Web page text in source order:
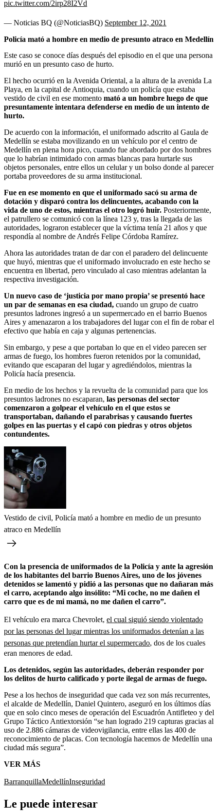
pic.twitter.com/2irp28I2Vd
— Noticias BQ (@NoticiasBQ) September 12, 2021
Policía mató a hombre en medio de presunto atraco en Medellín
Este caso se conoce días después del episodio en el que una persona
murió en un presunto caso de hurto.
El hecho ocurrió en la Avenida Oriental, a la altura de la avenida La
Playa, en la capital de Antioquia, cuando un policía que estaba
vestido de civil en ese momento mató a un hombre luego de que
presuntamente intentara defenderse en medio de un intento de
hurto.
De acuerdo con la información, el uniformado adscrito al Gaula de
Medellín se estaba movilizando en un vehículo por el centro de
Medellín en plena hora pico, cuando fue abordado por dos hombres
que lo habrían intimidado con armas blancas para hurtarle sus
objetos personales, entre ellos un celular y un bolso donde al parecer
portaba proveedores de su arma institucional.
Fue en ese momento en que el uniformado sacó su arma de
dotación y disparó contra los delincuentes, acabando con la
vida de uno de estos, mientras el otro logró huir. Posteriormente,
el patrullero se comunicó con la línea 123 y, tras la llegada de las
autoridades, lograron establecer que la víctima tenía 21 años y que
respondía al nombre de Andrés Felipe Córdoba Ramírez.
Ahora las autoridades tratan de dar con el paradero del delincuente
que huyó, mientras que el uniformado involucrado en este hecho se
encuentra en libertad, pero vinculado al caso mientras adelantan la
respectiva investigación.
Un nuevo caso de ‘justicia por mano propia’ se presentó hace
un par de semanas en esa ciudad, cuando un grupo de cuatro
presuntos ladrones ingresó a un supermercado en el barrio Buenos
Aires y amenazaron a los trabajadores del lugar con el fin de robar el
efectivo que había en caja y algunas pertenencias.
Sin embargo, y pese a que portaban lo que en el video parecen ser
armas de fuego, los hombres fueron retenidos por la comunidad,
evitando que escaparan del lugar y agrediéndolos, mientras la
Policía hacía presencia.
En medio de los hechos y la revuelta de la comunidad para que los
presuntos ladrones no escaparan, las personas del sector
comenzaron a golpear el vehículo en el que estos se
transportaban, dañando el parabrisas y causando fuertes
golpes en las puertas y el capó con piedras y otros objetos
contundentes.
Vestido de civil, Policía mató a hombre en medio de un presunto
atraco en Medellín
Con la presencia de uniformados de la Policía y ante la agresión
de los habitantes del barrio Buenos Aires, uno de los jóvenes
detenidos se lamentó y pidió a las personas que no dañaran más
el carro, aceptando algo insólito: “Mi coche, no me dañen el
carro que es de mi mamá, no me dañen el carro”.
El vehículo era marca Chevrolet, el cual siguió siendo violentado
por las personas del lugar mientras los uniformados detenían a las
personas que pretendían hurtar el supermercado, dos de los cuales
eran menores de edad.
Los detenidos, según las autoridades, deberán responder por
los delitos de hurto calificado y porte ilegal de armas de fuego.
Pese a los hechos de inseguridad que cada vez son más recurrentes,
el alcalde de Medellín, Daniel Quintero, aseguró en los últimos días
que en solo cinco meses de operación del Escuadrón Antifleteo y del
Grupo Táctico Antiextorsión “se han logrado 219 capturas gracias al
uso de 2.886 cámaras de videovigilancia, entre ellas las 400 de
reconocimiento de placas. Con tecnología hacemos de Medellín una
ciudad más segura”.
VER MÁS
BarranquillaMedellínInseguridad
Le puede interesar